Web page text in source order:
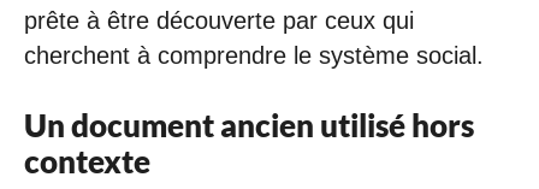
prête à être découverte par ceux qui
cherchent à comprendre le système social.
Un document ancien utilisé hors
contexte